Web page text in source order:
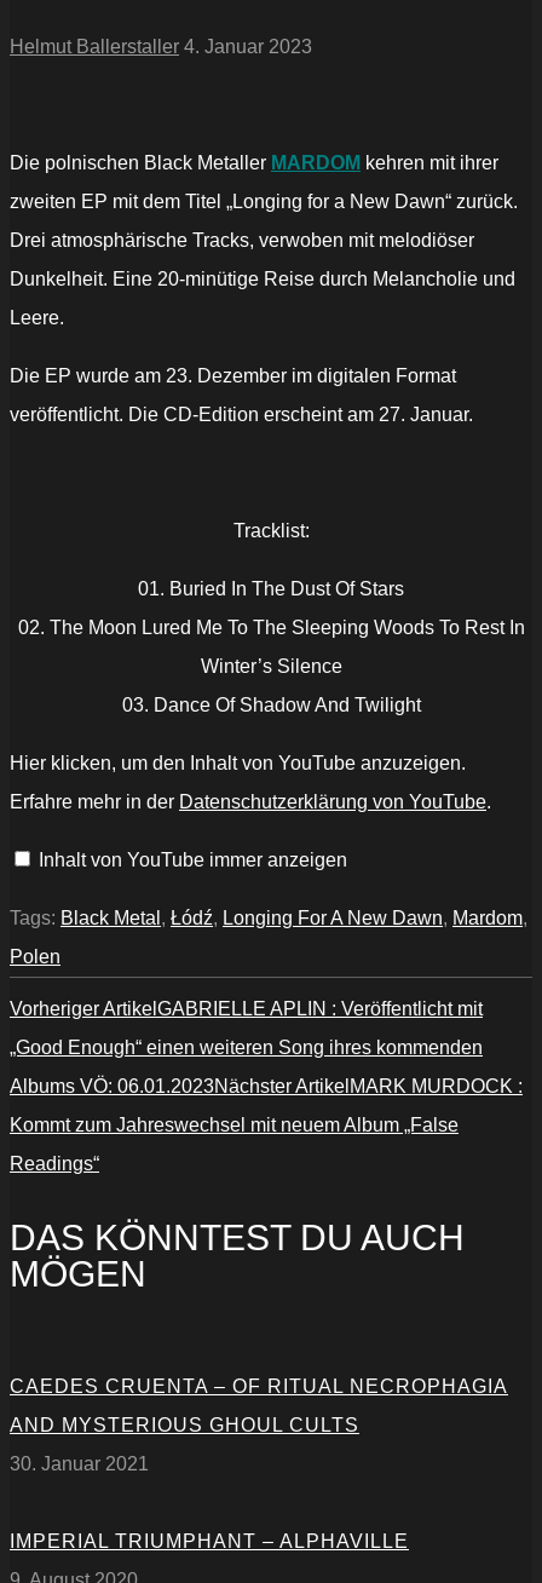
Helmut Ballerstaller 4. Januar 2023
Die polnischen Black Metaller MARDOM kehren mit ihrer
zweiten EP mit dem Titel „Longing for a New Dawn“ zurück.
Drei atmosphärische Tracks, verwoben mit melodiöser
Dunkelheit. Eine 20-minütige Reise durch Melancholie und
Leere.
Die EP wurde am 23. Dezember im digitalen Format
veröffentlicht. Die CD-Edition erscheint am 27. Januar.
Tracklist:
01. Buried In The Dust Of Stars
02. The Moon Lured Me To The Sleeping Woods To Rest In
Winter’s Silence
03. Dance Of Shadow And Twilight
„Mardom
–
for
Dawn
von
YouTube
anzeigen
Hier klicken, um den Inhalt von YouTube anzuzeigen.
Erfahre mehr in der Datenschutzerklärung von YouTube.
Inhalt von YouTube immer anzeigen
Tags: Black Metal , Łódź, Longing For A New Dawn, Mardom,
Polen
Vorheriger Artikel GABRIELLE APLIN : Veröffentlicht mit
„Good Enough“ einen weiteren Song ihres kommenden
Albums VÖ: 06.01.2023Nächster Artikel MARK MURDOCK :
Kommt zum Jahreswechsel mit neuem Album „False
Readings“
DAS KÖNNTEST DU AUCH
MÖGEN
CAEDES CRUENTA – OF RITUAL NECROPHAGIA
AND MYSTERIOUS GHOUL CULTS
30. Januar 2021
IMPERIAL TRIUMPHANT – ALPHAVILLE